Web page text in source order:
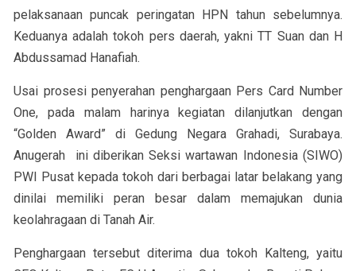
pelaksanaan puncak peringatan HPN tahun sebelumnya.
Keduanya adalah tokoh pers daerah, yakni TT Suan dan H
Abdussamad Hanafiah.
Usai prosesi penyerahan penghargaan Pers Card Number
One, pada malam harinya kegiatan dilanjutkan dengan
“Golden Award” di Gedung Negara Grahadi, Surabaya.
Anugerah ini diberikan Seksi wartawan Indonesia (SIWO)
PWI Pusat kepada tokoh dari berbagai latar belakang yang
dinilai memiliki peran besar dalam memajukan dunia
keolahragaan di Tanah Air.
Penghargaan tersebut diterima dua tokoh Kalteng, yaitu